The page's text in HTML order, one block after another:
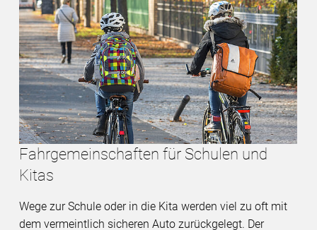
Fahrgemeinschaften für Schulen und
Kitas
Wege zur Schule oder in die Kita werden viel zu oft mit
dem vermeintlich sicheren Auto zurückgelegt. Der